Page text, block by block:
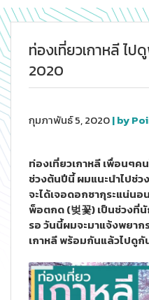
ท่องเที่ยวเกาหลี ไ
2020
กุมภาพันธ์ 5, 2020| by
ท่องเที่ยวเกาหลี เพื่อนๆค
ช่วงต้นปีนี้ ผมแนะนำไปช่
จะได้เจอดอกซากุระแน่น
พ็อตกด (벚꽃) เป็นช่วงที่
รอ วันนี้ผมจะมาแจ้งพยา
เกาหลี พร้อมกันแล้วไปดูกั